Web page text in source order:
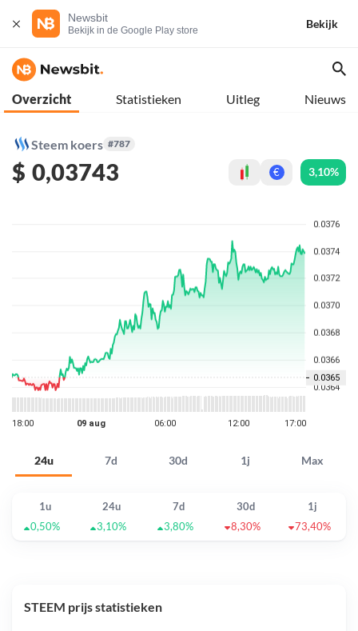
Newsbit
Bekijk in de Google Play store
Bekijk
Overzicht Statistieken Uitleg Nieuws
Steem koers #787
$ 0,03743 € 3,10%
24u 7d 30d 1j Max
1u 24u 7d 30d
1j
0,50%
3,10% 3,80% 8,30% 73,40%
STEEM prijs statistieken